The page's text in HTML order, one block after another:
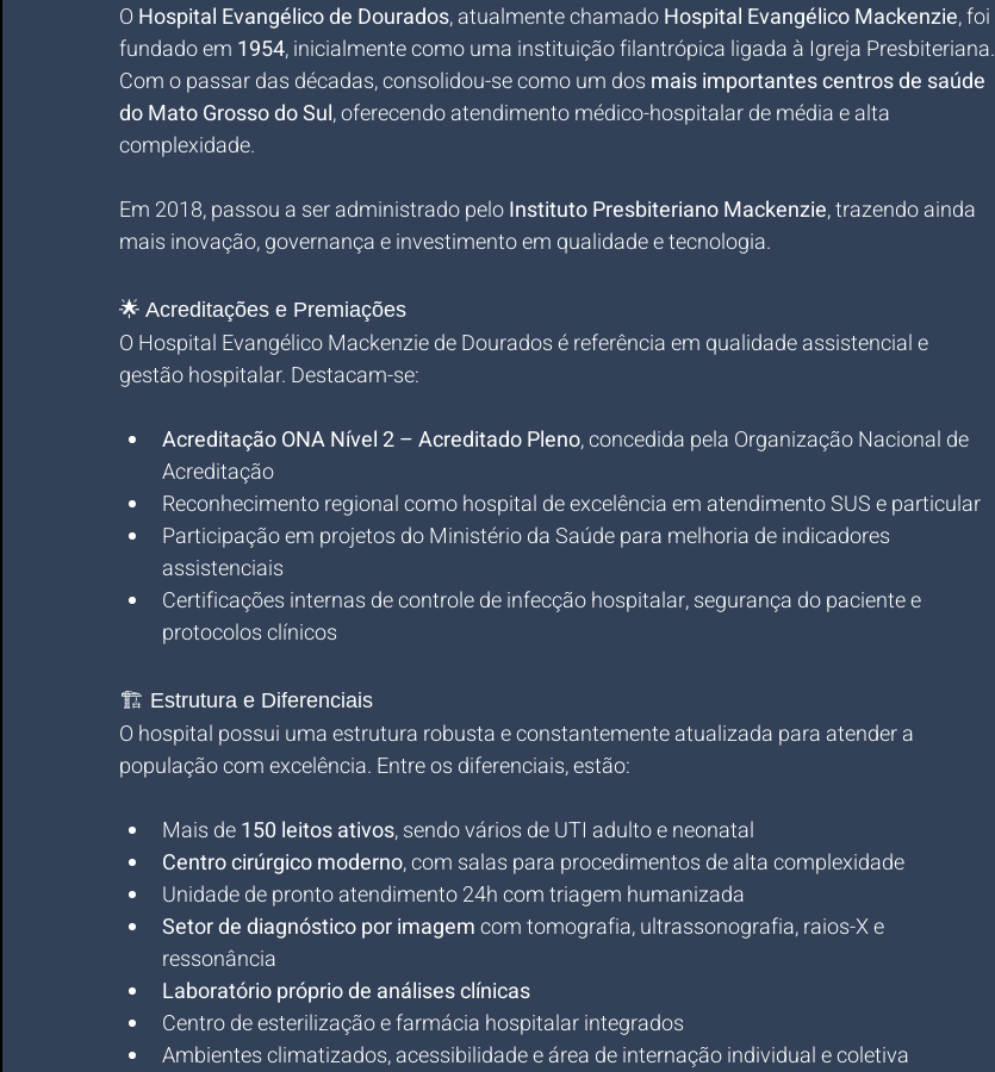
O Hospital Evangélico de Dourados, atualmente chamado Hospital Evangélico Mackenzie, foi
fundado em 1954, inicialmente como uma instituição filantrópica ligada à Igreja Presbiteriana.
Com o passar das décadas, consolidou-se como um dos mais importantes centros de saúde
do Mato Grosso do Sul, oferecendo atendimento médico-hospitalar de média e alta
complexidade.
Em 2018, passou a ser administrado pelo Instituto Presbiteriano Mackenzie, trazendo ainda
mais inovação, governança e investimento em qualidade e tecnologia.
🌟 Acreditações e Premiações
O Hospital Evangélico Mackenzie de Dourados é referência em qualidade assistencial e
gestão hospitalar. Destacam-se:
Acreditação ONA Nível 2 – Acreditado Pleno, concedida pela Organização Nacional de
Acreditação
Reconhecimento regional como hospital de excelência em atendimento SUS e particular
Participação em projetos do Ministério da Saúde para melhoria de indicadores
assistenciais
Certificações internas de controle de infecção hospitalar, segurança do paciente e
protocolos clínicos
🏗️ Estrutura e Diferenciais
O hospital possui uma estrutura robusta e constantemente atualizada para atender a
população com excelência. Entre os diferenciais, estão:
Mais de 150 leitos ativos, sendo vários de UTI adulto e neonatal
Centro cirúrgico moderno, com salas para procedimentos de alta complexidade
Unidade de pronto atendimento 24h com triagem humanizada
Setor de diagnóstico por imagem com tomografia, ultrassonografia, raios-X e
ressonância
Laboratório próprio de análises clínicas
Centro de esterilização e farmácia hospitalar integrados
Ambientes climatizados, acessibilidade e área de internação individual e coletiva